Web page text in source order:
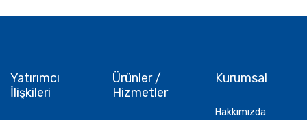
Yatırımcı
İlişkileri
Ürünler /
Hizmetler
Kurumsal
Hakkımızda